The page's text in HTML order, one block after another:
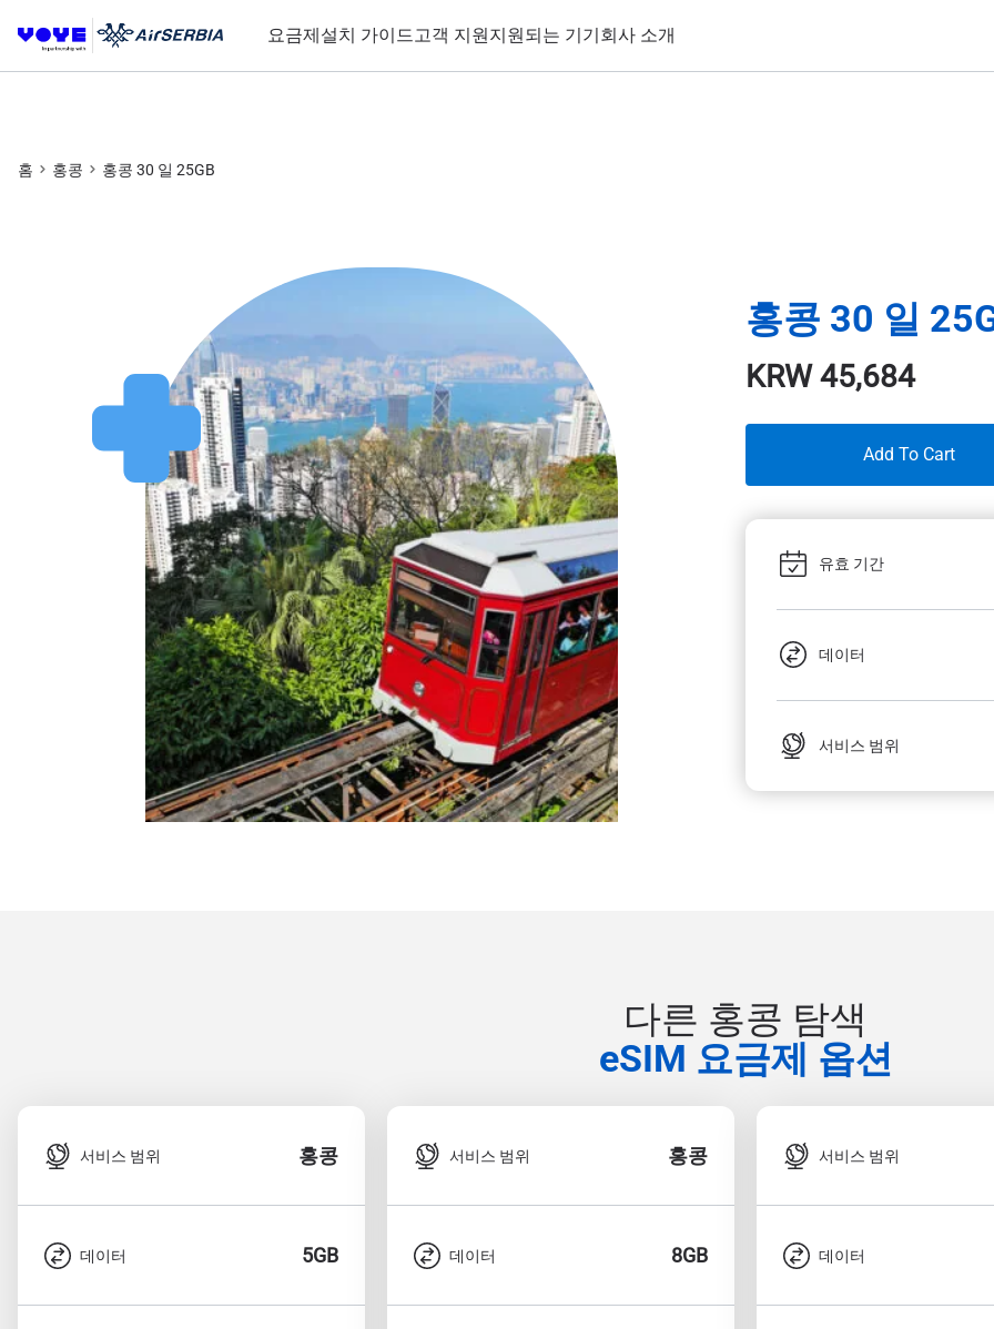
요금제설치 가이드고객 지원지원되는 기기회사 소개
홈 홍콩 홍콩 30 일 25GB
홍콩 30 일
KRW45,684
Add To Cart
유효 기간
데이터
서비스 범위
다른 홍콩 탐색
eSIM 요금제 옵션
서비스 범위 홍콩
데이터 5GB
서비스 범위 홍콩
데이터 8GB
서비스 범위
데이터